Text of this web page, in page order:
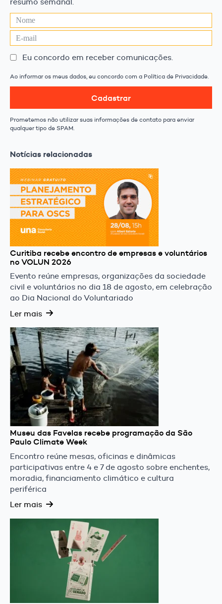
Eu concordo em receber comunicações.
Ao informar os meus dados, eu concordo com a Política de Privacidade.
Cadastrar
Prometemos não utilizar suas informações de contato para enviar
qualquer tipo de SPAM.
Notícias relacionadas
Curitiba recebe encontro de empresas e voluntários
no VOLUN 2026
Evento reúne empresas, organizações da sociedade
civil e voluntários no dia 18 de agosto, em celebração
ao Dia Nacional do Voluntariado
Ler mais
Museu das Favelas recebe programação da São
Paulo Climate Week
Encontro reúne mesas, oficinas e dinâmicas
participativas entre 4 e 7 de agosto sobre enchentes,
moradia, financiamento climático e cultura
periférica
Ler mais